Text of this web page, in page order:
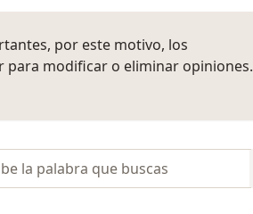
por este motivo, los
para modificar o eliminar opiniones.
en opiniones